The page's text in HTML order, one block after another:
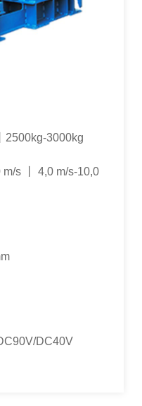
2500kg-3000kg
s 丨 4,0 m/s-10,0
DC40V